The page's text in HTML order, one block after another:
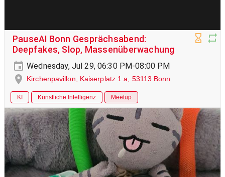
PauseAI Bonn Gesprächsabend:
Deepfakes, Slop, Massenüberwachung
Wednesday, Jul 29, 06:30 PM-08:00 PM
Kirchenpavillon, Kaiserplatz 1 a, 53113 Bonn
KI Künstliche Intelligenz Meetup